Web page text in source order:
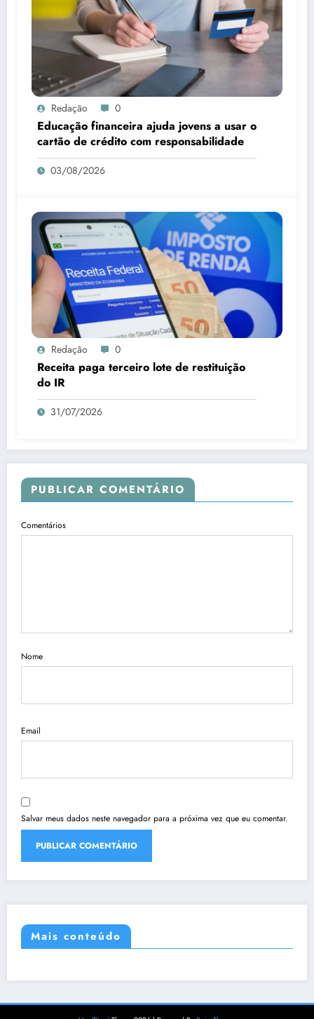
Redação 0
Educação financeira ajuda jovens a usar o
cartão de crédito com responsabilidade
03/08/2026
Redação 0
Receita paga terceiro lote de restituição
do IR
31/07/2026
PUBLICAR COMENTÁRIO
Comentários
Nome
Email
Salvar meus dados neste navegador para a próxima vez que eu comentar.
Mais conteúdo